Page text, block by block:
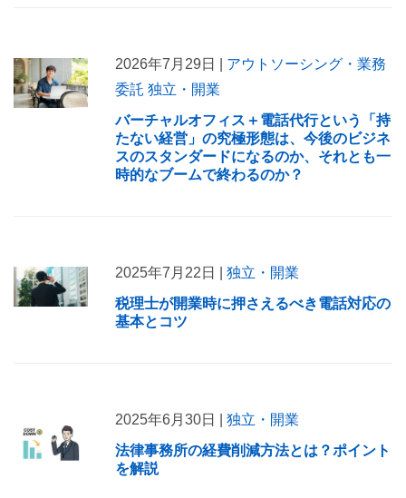
2026年7月29日 | アウトソーシング・業務
委託 独立・開業
バーチャルオフィス＋電話代行という「持
たない経営」の究極形態は、今後のビジネ
スのスタンダードになるのか、それとも一
時的なブームで終わるのか？
2025年7月22日 | 独立・開業
税理士が開業時に押さえるべき電話対応の
基本とコツ
2025年6月30日 | 独立・開業
法律事務所の経費削減方法とは？ポイント
を解説